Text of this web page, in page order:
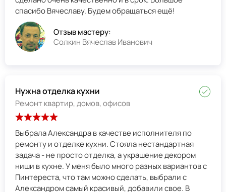
спасибо Вячеславу. Будем обращаться ещё!
Отзыв мастеру:
Солкин Вячеслав Иванович
Нужна отделка кухни
Ремонт квартир, домов, офисов
Выбрала Александра в качестве исполнителя по
ремонту и отделке кухни. Стояла нестандартная
задача - не просто отделка, а украшение декором
ниши в кухне. У меня было много разных вариантов с
Пинтереста, что там можно сделать, выбрали с
Александром самый красивый, добавили свое. В